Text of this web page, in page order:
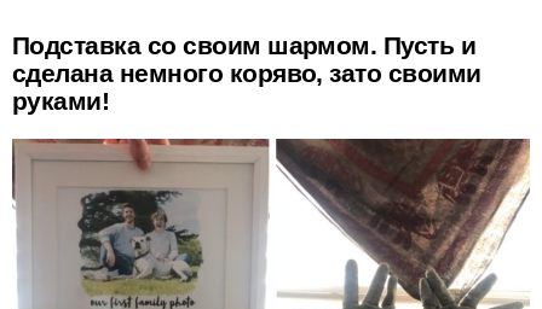
Подставка со своим шармом. Пусть и
сделана немного коряво, зато своими
руками!